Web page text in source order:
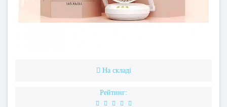
На складі
Рейтинг: